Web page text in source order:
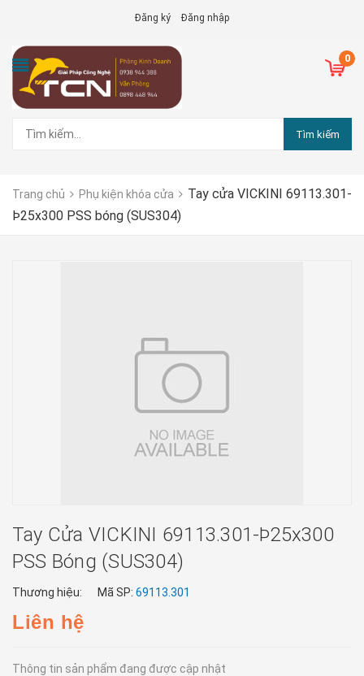
Đăng ký Đăng nhập
0
Tìm kiếm
Trang chủ Phụ kiện khóa cửa
Tay cửa VICKINI 69113.301-
Þ25x300 PSS bóng (SUS304)
Tay Cửa VICKINI 69113.301-Þ25x300
PSS Bóng (SUS304)
Thương hiệu: Mã SP: 69113.301
Liên hệ
Thông tin sản phẩm đang được cập nhật